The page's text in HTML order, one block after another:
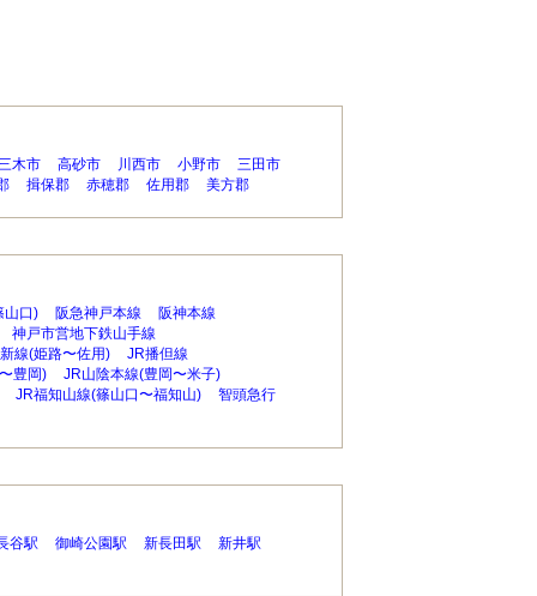
木市 高砂市 川西市 小野市
三田市
揖保郡 赤穂郡 佐用郡 美方郡
山口) 阪急神戸本線
阪神本線
神戸市営地下鉄山手線
線(姫路〜佐用)
JR播但線
豊岡)
JR山陰本線(豊岡〜米子)
JR福知山線(篠山口〜福知山)
智頭急行
谷駅 御崎公園駅 新長田駅 新井駅